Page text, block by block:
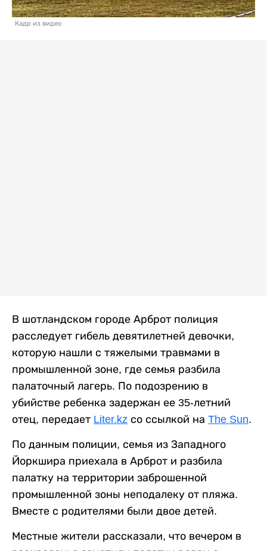
Кадр из видео
В шотландском городе Арброт полиция
расследует гибель девятилетней девочки,
которую нашли с тяжелыми травмами в
промышленной зоне, где семья разбила
палаточный лагерь. По подозрению в
убийстве ребенка задержан ее 35-летний
отец, передает Liter.kz со ссылкой на The Sun.
По данным полиции, семья из Западного
Йоркшира приехала в Арброт и разбила
палатку на территории заброшенной
промышленной зоны неподалеку от пляжа.
Вместе с родителями были двое детей.
Местные жители рассказали, что вечером в